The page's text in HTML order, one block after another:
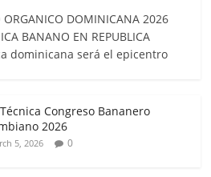
ORGANICO DOMINICANA 2026
BANANO EN REPUBLICA
dominicana será el epicentro
Congreso Bananero
2026
5, 2026 0